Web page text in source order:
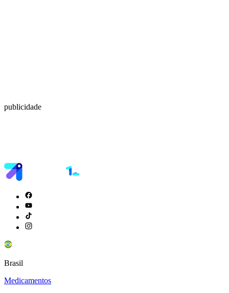
publicidade
Brasil
Medicamentos